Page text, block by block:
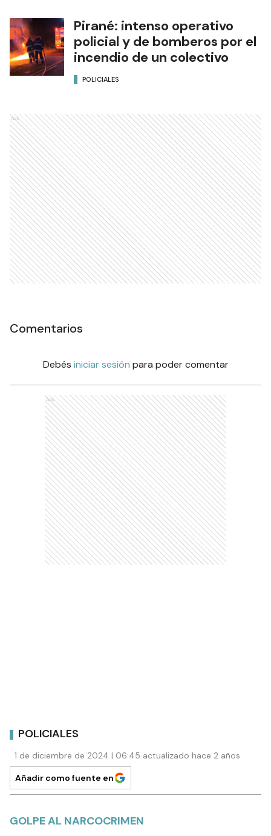
Pirané: intenso operativo
policial y de bomberos por el
incendio de un colectivo
POLICIALES
Ads
Comentarios
Debés iniciar sesión para poder comentar
Ads
POLICIALES
1 de diciembre de 2024 | 06:45 actualizado hace 2 años
Añadir como fuente en
GOLPE AL NARCOCRIMEN